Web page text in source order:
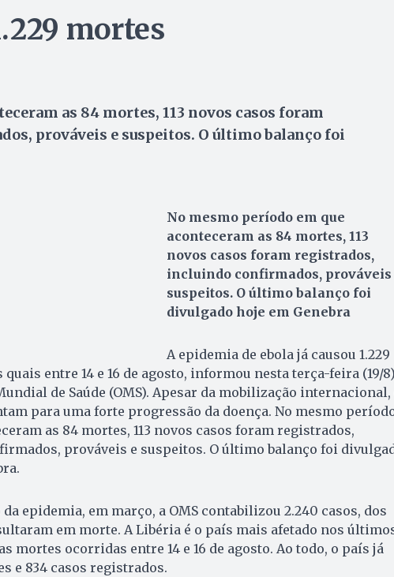
mortes
as 84 mortes, 113 novos casos foram
prováveis e suspeitos. O último balanço foi
No mesmo período em que
aconteceram as 84 mortes, 113
novos casos foram registrados,
incluindo confirmados, prováveis
suspeitos. O último balanço foi
divulgado hoje em Genebra
A epidemia de ebola já causou 1.229
quais entre 14 e 16 de agosto, informou nesta terça-feira (19/
de Saúde (OMS). Apesar da mobilização internacional,
para uma forte progressão da doença. No mesmo
as 84 mortes, 113 novos casos foram registrados,
prováveis e suspeitos. O último balanço foi
epidemia, em março, a OMS contabilizou 2.240 casos, dos
em morte. A Libéria é o país mais afetado nos
mortes ocorridas entre 14 e 16 de agosto. Ao todo, o país já
e 834 casos registrados.